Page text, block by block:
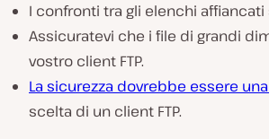
I confronti tra gli elenchi
Assicuratevi che i file di grandi
vostro client FTP.
La sicurezza dovrebbe essere
scelta di un client FTP.